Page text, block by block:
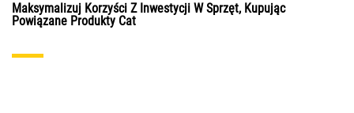
Maksymalizuj Korzyści Z Inwestycji W Sprzęt, Kupując
Powiązane Produkty Cat